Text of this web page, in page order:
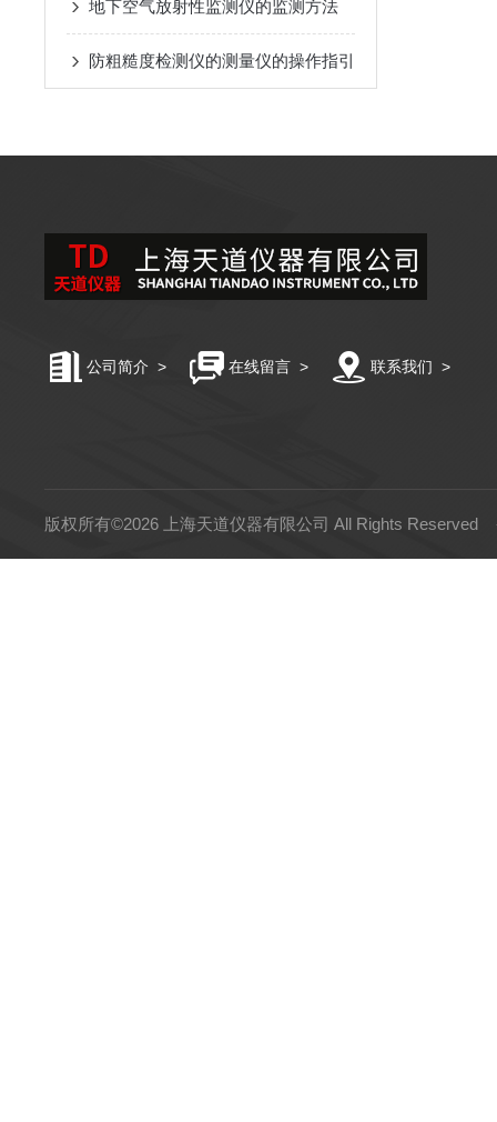
地下空气放射性监测仪的监测方法
防粗糙度检测仪的测量仪的操作指引
公司简介 > 在线留言 > 联系我们 >
版权所有©2026 上海天道仪器有限公司 All Rights Reserved